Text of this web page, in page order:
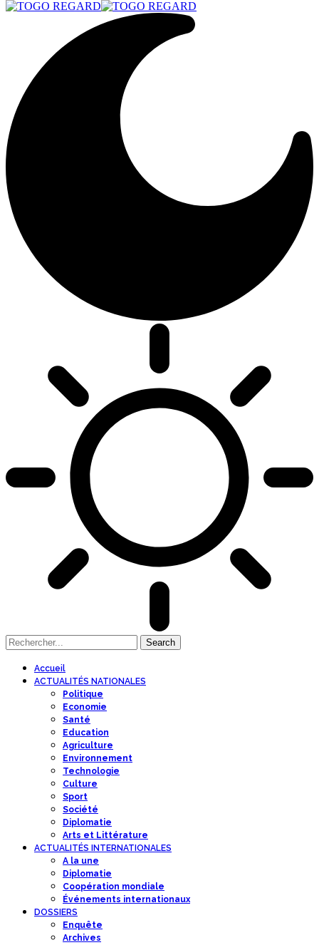
Accueil
ACTUALITÉS NATIONALES
Politique
Economie
Santé
Education
Agriculture
Environnement
Technologie
Culture
Sport
Société
Diplomatie
Arts et Littérature
ACTUALITÉS INTERNATIONALES
A la une
Diplomatie
Coopération mondiale
Événements internationaux
DOSSIERS
Enquête
Archives